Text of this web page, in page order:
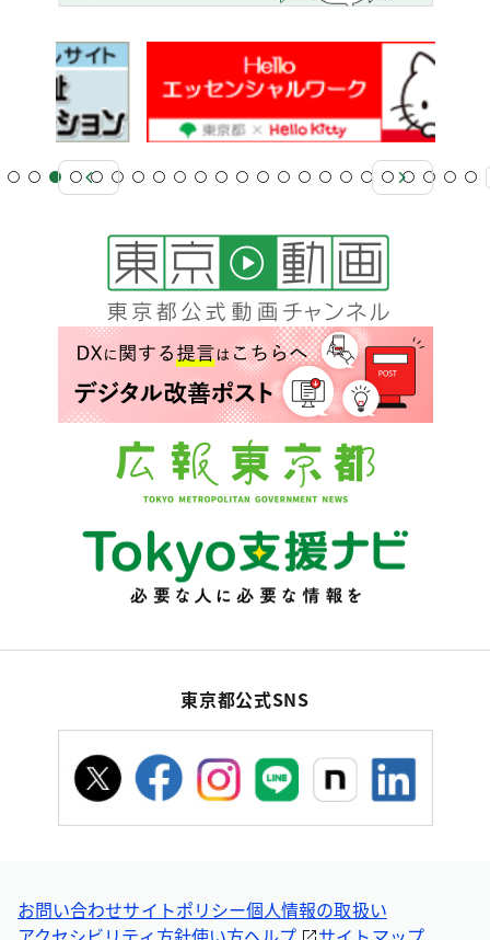
東京都公式SNS
お問い合わせサイトポリシー個人情報の取扱い